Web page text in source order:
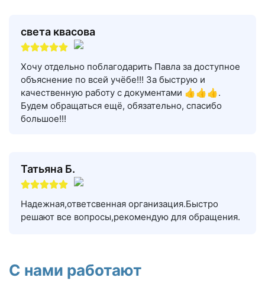
света квасова
Хочу отдельно поблагодарить Павла за доступное
объяснение по всей учёбе!!! За быструю и
качественную работу с документами 👍👍👍.
Будем обращаться ещё, обязательно, спасибо
большое!!!
Татьяна Б.
Надежная,ответсвенная организация.Быстро
решают все вопросы,рекомендую для обращения.
С нами работают